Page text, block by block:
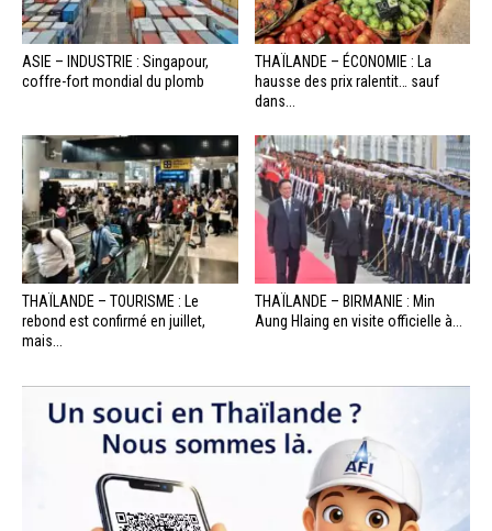
ASIE – INDUSTRIE : Singapour,
coffre-fort mondial du plomb
THAÏLANDE – ÉCONOMIE : La
hausse des prix ralentit… sauf
dans...
THAÏLANDE – TOURISME : Le
rebond est confirmé en juillet,
mais...
THAÏLANDE – BIRMANIE : Min
Aung Hlaing en visite officielle à...